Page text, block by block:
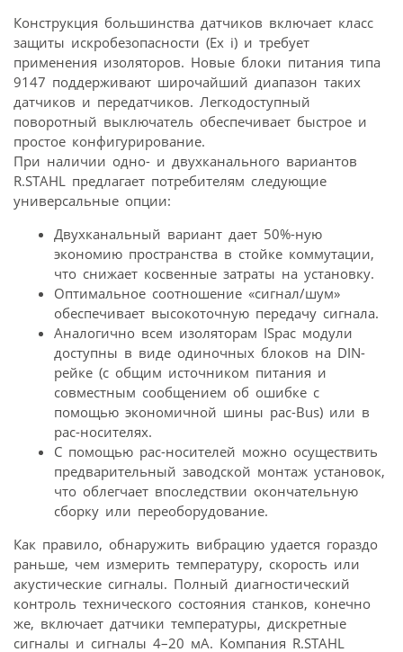
Конструкция большинства датчиков включает класс
защиты искробезопасности (Ex i) и требует
применения изоляторов. Новые блоки питания типа
9147 поддерживают широчайший диапазон таких
датчиков и передатчиков. Легкодоступный
поворотный выключатель обеспечивает быстрое и
простое конфигурирование.
При наличии одно- и двухканального вариантов
R.STAHL предлагает потребителям следующие
универсальные опции:
Двухканальный вариант дает 50%-ную
экономию пространства в стойке коммутации,
что снижает косвенные затраты на установку.
Оптимальное соотношение «сигнал/шум»
обеспечивает высокоточную передачу сигнала.
Аналогично всем изоляторам ISpac модули
доступны в виде одиночных блоков на DIN-
рейке (с общим источником питания и
совместным сообщением об ошибке с
помощью экономичной шины pac-Bus) или в
pac-носителях.
С помощью рac-носителей можно осуществить
предварительный заводской монтаж установок,
что облегчает впоследствии окончательную
сборку или переоборудование.
Как правило, обнаружить вибрацию удается гораздо
раньше, чем измерить температуру, скорость или
акустические сигналы. Полный диагностический
контроль технического состояния станков, конечно
же, включает датчики температуры, дискретные
сигналы и сигналы 4–20 мА. Компания R.STAHL